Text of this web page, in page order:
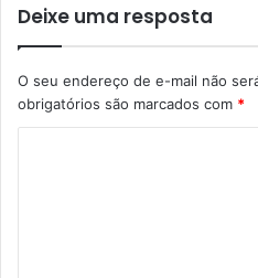
Deixe uma resposta
O seu endereço de e-mail não
obrigatórios são marcados com *